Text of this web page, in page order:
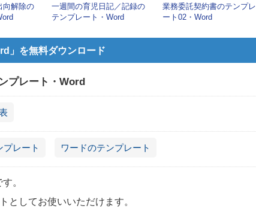
向解除の
一週間の育児日記／記録の
テンプレート・Word
業務委託契約書のテンプレ
ート02・Word
」を無料ダウンロード
プレート・Word
プレート ワードのテンプレート
。
としてお使いいただけます。